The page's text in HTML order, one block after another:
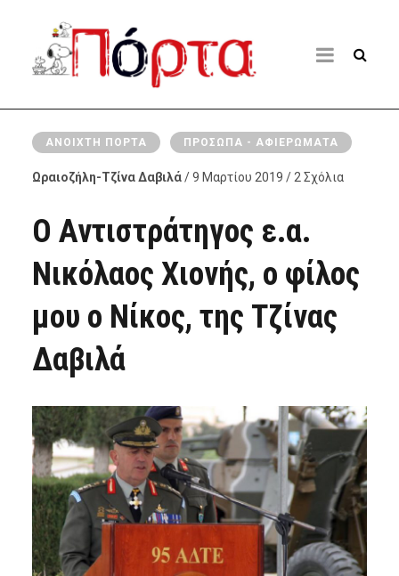
ΑΝΟΙΧΤΉ ΠΌΡΤΑ ΠΡΌΣΩΠΑ - ΑΦΙΕΡΏΜΑΤΑ
Ωραιοζήλη-Τζίνα Δαβιλά/ 9 Μαρτίου 2019 / 2 Σχόλια
Ο Αντιστράτηγος ε.α.
Νικόλαος Χιονής, ο φίλος
μου ο Νίκος, της Τζίνας
Δαβιλά